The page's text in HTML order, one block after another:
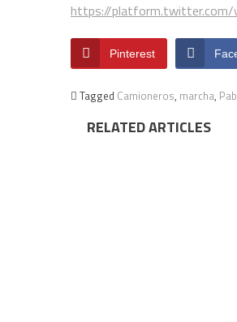
https://platform.twitter.com/
Pinterest
Tagged Camioneros, marcha,
RELATED ARTICLES